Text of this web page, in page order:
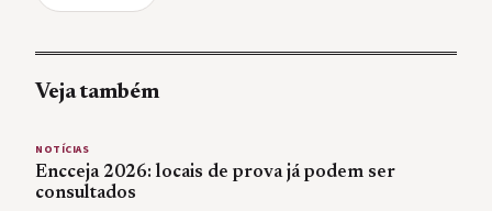
Veja também
NOTÍCIAS
Encceja 2026: locais de prova já podem ser
consultados